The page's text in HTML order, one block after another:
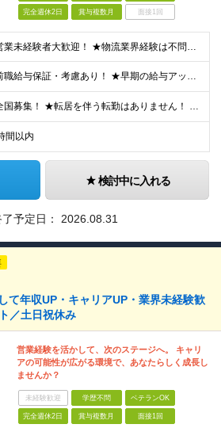
完全週休2日 賞与複数月 面接1回
★営業未経験者大歓迎！ ★物流業界経験は不問！ ★学歴不問！ ★第二新卒歓迎！ ★ブランクOK！ ＼こんな方にピッタリです！／ ・「圧倒的No.1」を目指す環境で、熱く働きたい方 ・仕事も遊びも、メ
★前職給与保証・考慮あり！ ★早期の給与アップが可能です 月給24万9113円以上＋賞与年2回＋各種手当 ※経験やスキルを考慮し決定します。 ※試用期間6カ月（その間の給与・待遇に差異はありません
★全国募集！ ★転居を伴う転勤はありません！ ★U・Iターン歓迎！ ＼本社／ 東京都新宿区西新宿1-20-3 西新宿髙木ビル2階 ＼希望の拠点・営業所に配属します！／ 【北海道・東北エリア】 北海
間以内
検討中に入れる
予定日： 2026.08.31
て年収UP・キャリアUP・業界未経験歓
／土日祝休み
営業経験を活かして、次のステージへ。 キャリ
アの可能性が広がる環境で、あなたらしく成長し
ませんか？
未経験歓迎 学歴不問 ベテランOK
完全週休2日 賞与複数月 面接1回